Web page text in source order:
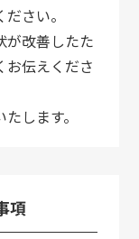
さい。
が改善したた
お伝えくださ
します。
項